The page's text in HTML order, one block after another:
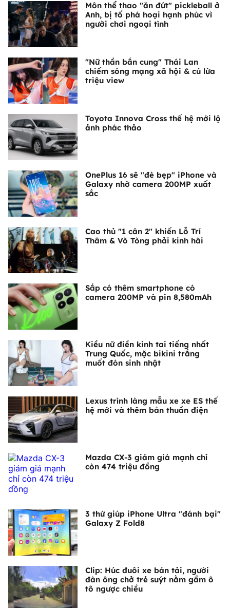
Môn thể thao "ăn đứt" pickleball ở
Anh, bị tố phá hoại hạnh phúc vì
người chơi ngoại tình
"Nữ thần bắn cung" Thái Lan
chiếm sóng mạng xã hội & cú lừa
triệu view
Toyota Innova Cross thế hệ mới lộ
ảnh phác thảo
OnePlus 16 sẽ "đè bẹp" iPhone và
Galaxy nhờ camera 200MP xuất
sắc
Cao thủ "1 cân 2" khiến Lỗ Trí
Thâm & Võ Tòng phải kinh hãi
Sắp có thêm smartphone có
camera 200MP và pin 8,580mAh
Kiều nữ điền kinh tai tiếng nhất
Trung Quốc, mặc bikini trắng
muốt đón sinh nhật
Lexus trình làng mẫu xe xe ES thế
hệ mới và thêm bản thuần điện
Mazda CX-3 giảm giá mạnh chỉ
còn 474 triệu đồng
3 thứ giúp iPhone Ultra "đánh bại"
Galaxy Z Fold8
Clip: Húc đuôi xe bán tải, người
đàn ông chở trẻ suýt nằm gầm ô
tô ngược chiều